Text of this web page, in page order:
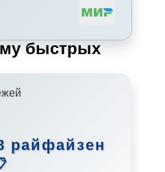
быстрых
райфайзен